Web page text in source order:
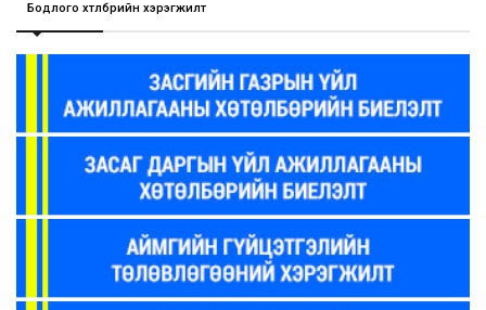
Бодлого хөтөлбөрийн хэрэгжилт